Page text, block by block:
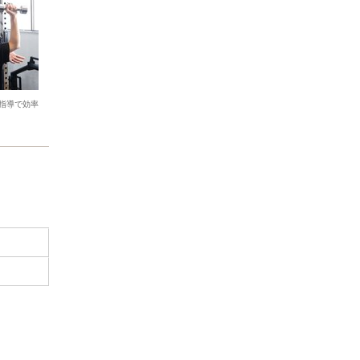
導で効率